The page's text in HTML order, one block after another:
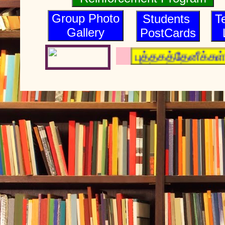
Group Photo
Gallery
Students
PostCards